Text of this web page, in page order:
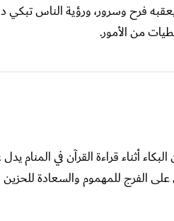
فرح وسرور، ورؤية الناس تبكي
من الأمور.
أثناء قراءة القرآن في المنام
على الفرج للمهموم والسعادة